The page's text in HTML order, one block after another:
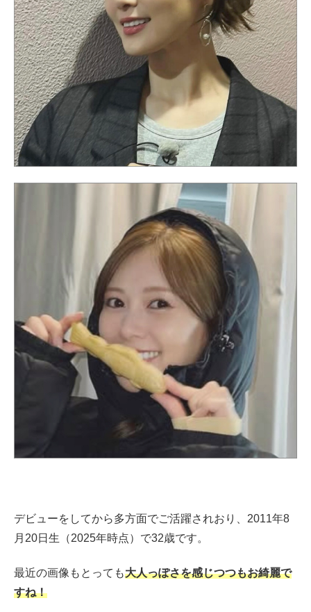
デビューをしてから多方面でご活躍されおり、2011年8
月20日生（2025年時点）で32歳です。
最近の画像もとっても大人っぽさを感じつつもお綺麗で
すね！